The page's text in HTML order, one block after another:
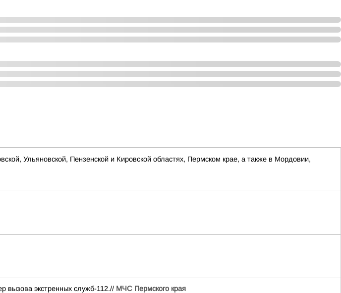
Ульяновской, Пензенской и Кировской областях, Пермском крае, а также в Мордовии,
вызова экстренных служб-112.// МЧС Пермского края